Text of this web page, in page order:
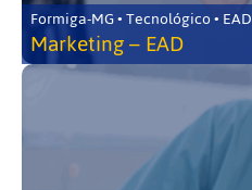
Formiga-MG • Tecnológico • EAD
Marketing – EAD